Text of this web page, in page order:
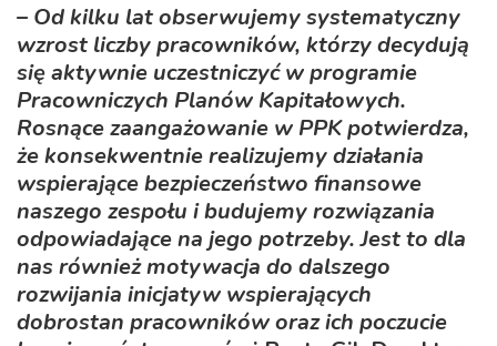
– Od kilku lat obserwujemy systematyczny
wzrost liczby pracowników, którzy decydują
się aktywnie uczestniczyć w programie
Pracowniczych Planów Kapitałowych.
Rosnące zaangażowanie w PPK potwierdza,
że konsekwentnie realizujemy działania
wspierające bezpieczeństwo finansowe
naszego zespołu i budujemy rozwiązania
odpowiadające na jego potrzeby. Jest to dla
nas również motywacja do dalszego
rozwijania inicjatyw wspierających
dobrostan pracowników oraz ich poczucie